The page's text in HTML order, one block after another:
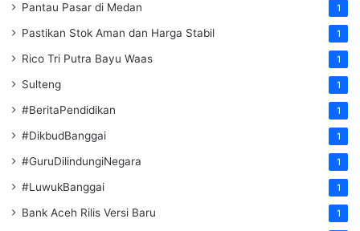
Pantau Pasar di Medan 1
Pastikan Stok Aman dan Harga Stabil 1
Rico Tri Putra Bayu Waas 1
Sulteng 1
#BeritaPendidikan 1
#DikbudBanggai 1
#GuruDilindungiNegara 1
#LuwukBanggai 1
Bank Aceh Rilis Versi Baru 1